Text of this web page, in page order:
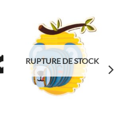
RUPTURE DE STOCK